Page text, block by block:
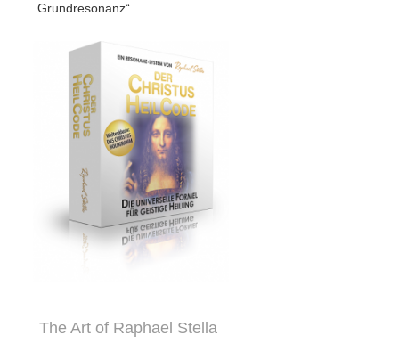
Grundresonanz“
The Art of Raphael Stella